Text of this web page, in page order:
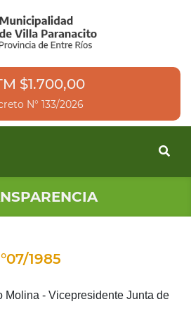
$1.700,00
N° 133/2026
1985
Molina - Vicepresidente Junta de